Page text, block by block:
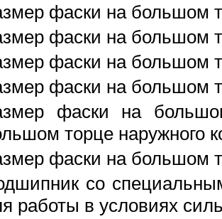
фаски на большом
фаски на большом
фаски на большом
фаски на большом
фаски на
торце наружного
фаски на большом
со
работы в условиях